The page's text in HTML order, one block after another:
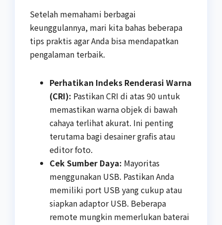
Setelah memahami berbagai
keunggulannya, mari kita bahas beberapa
tips praktis agar Anda bisa mendapatkan
pengalaman terbaik.
Perhatikan Indeks Renderasi Warna
(CRI): Pastikan CRI di atas 90 untuk
memastikan warna objek di bawah
cahaya terlihat akurat. Ini penting
terutama bagi desainer grafis atau
editor foto.
Cek Sumber Daya: Mayoritas
menggunakan USB. Pastikan Anda
memiliki port USB yang cukup atau
siapkan adaptor USB. Beberapa
remote mungkin memerlukan baterai